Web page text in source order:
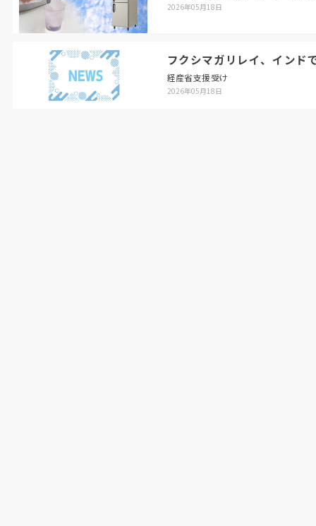
2026年05月18日
フクシマガリレイ、インド
経産省支援受け
2026年05月18日